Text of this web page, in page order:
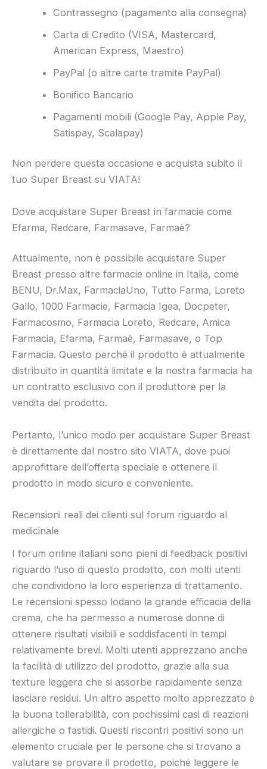
Contrassegno (pagamento alla consegna)
Carta di Credito (VISA, Mastercard,
American Express, Maestro)
PayPal (o altre carte tramite PayPal)
Bonifico Bancario
Pagamenti mobili (Google Pay, Apple Pay,
Satispay, Scalapay)
Non perdere questa occasione e acquista subito il
tuo Super Breast su VIATA!
Dove acquistare Super Breast in farmacie come
Efarma, Redcare, Farmasave, Farmaè?
Attualmente, non è possibile acquistare Super
Breast presso altre farmacie online in Italia, come
BENU, Dr.Max, FarmaciaUno, Tutto Farma, Loreto
Gallo, 1000 Farmacie, Farmacia Igea, Docpeter,
Farmacosmo, Farmacia Loreto, Redcare, Amica
Farmacia, Efarma, Farmaè, Farmasave, o Top
Farmacia. Questo perché il prodotto è attualmente
distribuito in quantità limitate e la nostra farmacia ha
un contratto esclusivo con il produttore per la
vendita del prodotto.
Pertanto, l’unico modo per acquistare Super Breast
è direttamente dal nostro sito VIATA, dove puoi
approfittare dell’offerta speciale e ottenere il
prodotto in modo sicuro e conveniente.
Recensioni reali dei clienti sul forum riguardo al
medicinale
I forum online italiani sono pieni di feedback positivi
riguardo l’uso di questo prodotto, con molti utenti
che condividono la loro esperienza di trattamento.
Le recensioni spesso lodano la grande efficacia della
crema, che ha permesso a numerose donne di
ottenere risultati visibili e soddisfacenti in tempi
relativamente brevi. Molti utenti apprezzano anche
la facilità di utilizzo del prodotto, grazie alla sua
texture leggera che si assorbe rapidamente senza
lasciare residui. Un altro aspetto molto apprezzato è
la buona tollerabilità, con pochissimi casi di reazioni
allergiche o fastidi. Questi riscontri positivi sono un
elemento cruciale per le persone che si trovano a
valutare se provare il prodotto, poiché leggere le